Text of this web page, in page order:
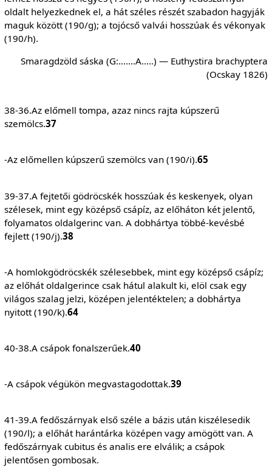
oldalt helyezkednek el, a hát széles részét szabadon hagyják
maguk között (190/g); a tojócső valvái hosszúak és vékonyak
(190/h).
Smaragdzöld sáska (G:…….A…..) — Euthystira brachyptera
(Ocskay 1826)
38-36.Az előmell tompa, azaz nincs rajta kúpszerű
szemölcs.37
-Az előmellen kúpszerű szemölcs van (190/i).65
39-37.A fejtetői gödröcskék hosszúak és keskenyek, olyan
szélesek, mint egy középső csápíz, az előháton két jelentő,
folyamatos oldalgerinc van. A dobhártya többé-kevésbé
fejlett (190/j).38
-A homlokgödröcskék szélesebbek, mint egy középső csápíz;
az előhát oldalgerince csak hátul alakult ki, elöl csak egy
világos szalag jelzi, középen jelentéktelen; a dobhártya
nyitott (190/k).64
40-38.A csápok fonalszerűek.40
-A csápok végükön megvastagodottak.39
41-39.A fedőszárnyak első széle a bázis után kiszélesedik
(190/l); a előhát harántárka középen vagy amögött van. A
fedőszárnyak cubitus és analis ere elválik; a csápok
jelentősen gombosak.